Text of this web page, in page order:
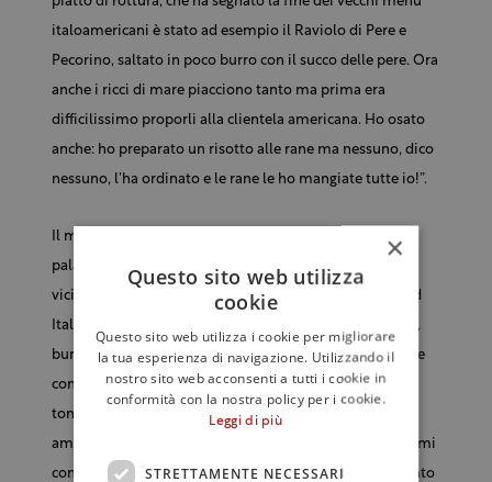
italoamericani è stato ad esempio il Raviolo di Pere e
Pecorino, saltato in poco burro con il succo delle pere. Ora
anche i ricci di mare piacciono tanto ma prima era
difficilissimo proporli alla clientela americana. Ho osato
anche: ho preparato un risotto alle rane ma nessuno, dico
nessuno, l’ha ordinato e le rane le ho mangiate tutte io!”.
Il menù di Felidia, un locale che occupa un intero
palazzetto degli anni '60 in East Meadtown Manhattan,
vicino al ponte per il Queens, miscela la cucina del nord
Italia con quella del sud: insalata di asparagi e culatello,
burrata e uova alla carbonara, bianconeri alla Trapanese
con calamari e tipico pesto siciliano, polipo grigliato e
tonno alla Palermitana. C’è anche qualche capriccio
americano di tradizione ebraica, come il salmon pastrami
con crostini di bagel, un salmone leggermente affumicato
×
Questo sito web utilizza
cookie
Questo sito web utilizza i cookie per migliorare
la tua esperienza di navigazione. Utilizzando il
nostro sito web acconsenti a tutti i cookie in
conformità con la nostra policy per i cookie.
Leggi di più
STRETTAMENTE NECESSARI